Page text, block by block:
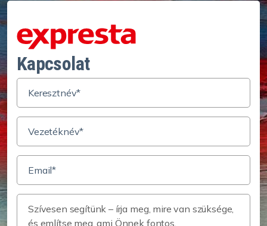
Kapcsolat